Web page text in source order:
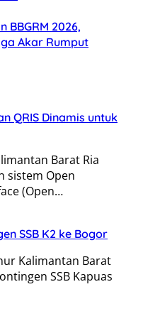
BBGRM 2026,
Akar Rumput
QRIS Dinamis untuk
Barat Ria
sistem Open
(Open…
SSB K2 ke Bogor
Kalimantan Barat
SSB Kapuas